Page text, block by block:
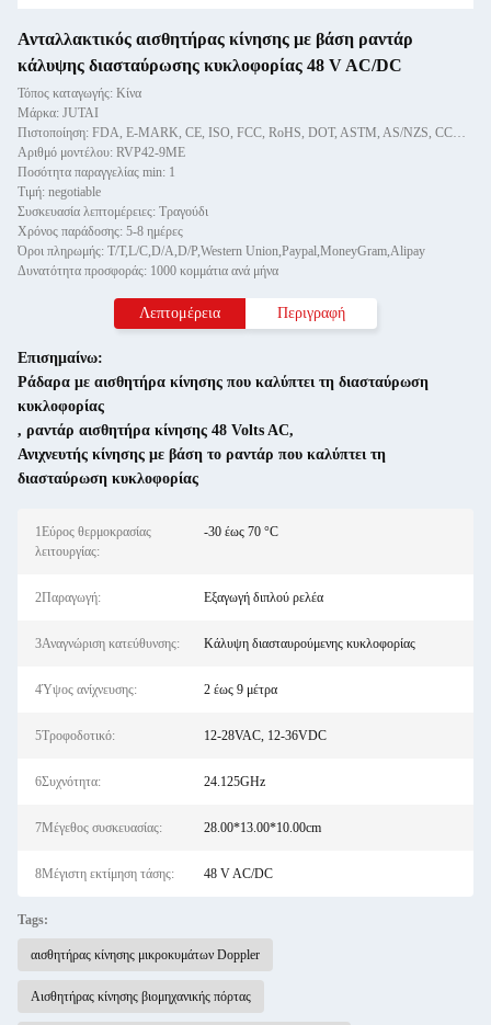
Ανταλλακτικός αισθητήρας κίνησης με βάση ραντάρ
κάλυψης διασταύρωσης κυκλοφορίας 48 V AC/DC
Τόπος καταγωγής: Κίνα
Μάρκα: JUTAI
Πιστοποίηση: FDA, E-MARK, CE, ISO, FCC, RoHS, DOT, ASTM, AS/NZS, CCC, GS
Αριθμό μοντέλου: RVP42-9ME
Ποσότητα παραγγελίας min: 1
Τιμή: negotiable
Συσκευασία λεπτομέρειες: Τραγούδι
Χρόνος παράδοσης: 5-8 ημέρες
Όροι πληρωμής: T/T,L/C,D/A,D/P,Western Union,Paypal,MoneyGram,Alipay
Δυνατότητα προσφοράς: 1000 κομμάτια ανά μήνα
Λεπτομέρεια Περιγραφή
Επισημαίνω:
Ράδαρα με αισθητήρα κίνησης που καλύπτει τη διασταύρωση
κυκλοφορίας
, ραντάρ αισθητήρα κίνησης 48 Volts AC,
Ανιχνευτής κίνησης με βάση το ραντάρ που καλύπτει τη
διασταύρωση κυκλοφορίας
1Εύρος θερμοκρασίας
λειτουργίας:
-30 έως 70 °C
2Παραγωγή: Εξαγωγή διπλού ρελέα
3Αναγνώριση κατεύθυνσης: Κάλυψη διασταυρούμενης κυκλοφορίας
4Ύψος ανίχνευσης: 2 έως 9 μέτρα
5Τροφοδοτικό: 12-28VAC, 12-36VDC
6Συχνότητα: 24.125GHz
7Μέγεθος συσκευασίας: 28.00*13.00*10.00cm
8Μέγιστη εκτίμηση τάσης: 48 V AC/DC
Tags:
αισθητήρας κίνησης μικροκυμάτων Doppler
Αισθητήρας κίνησης βιομηχανικής πόρτας